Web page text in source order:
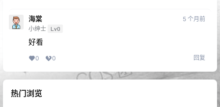
海棠
小绅士 Lv0
5 个月前
好看
0 0 回复
热门浏览